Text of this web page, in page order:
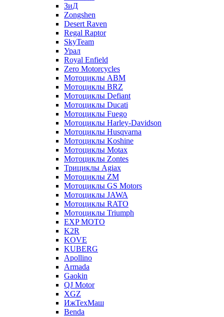
ЗиД
Zongshen
Desert Raven
Regal Raptor
SkyTeam
Урал
Royal Enfield
Zero Motorcycles
Мотоциклы ABM
Мотоциклы BRZ
Мотоциклы Defiant
Мотоциклы Ducati
Мотоциклы Fuego
Мотоциклы Harley-Davidson
Мотоциклы Husqvarna
Мотоциклы Koshine
Мотоциклы Motax
Мотоциклы Zontes
Трициклы Agiax
Мотоциклы ZM
Мотоциклы GS Motors
Мотоциклы JAWA
Мотоциклы RATO
Мотоциклы Triumph
EXP MOTO
K2R
KOVE
KUBERG
Apollino
Armada
Gaokin
QJ Motor
XGZ
ИжТехМаш
Benda